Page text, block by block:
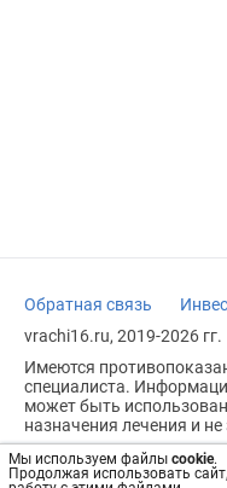
Мы используем файлы cookie.
Продолжая использовать
Обратная связь
vrachi16.ru, 2019-2026 гг.
Имеются
специалиста.
может быть
назначения лечения и
Возрастное ограничение: